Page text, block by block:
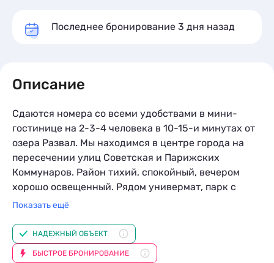
x3 кол-во гостей
Кровати: 1 односпальная кровать
Подробное описание
Двухместный
За комнату
3 750
Трехместный
Последнее бронирование 3 дня назад
Описание
Сдаются номера со всеми удобствами в мини-
гостинице на 2-3-4 человека в 10-15-и минутах от
озера Развал. Мы находимся в центре города на
пересечении улиц Советская и Парижских
Коммунаров. Район тихий, спокойный, вечером
хорошо освещенный. Рядом универмат, парк с
дельфинарием, детские аттракционы, Сбербанк,
Белое.
В каждом номере 25м2 имеется Wi-Fi, сплит-
Показать ещё
НАДЕЖНЫЙ ОБЪЕКТ
БЫСТРОЕ БРОНИРОВАНИЕ